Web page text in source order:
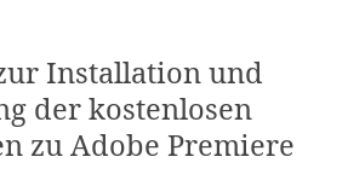
Installation und
der kostenlosen
zu Adobe Premiere